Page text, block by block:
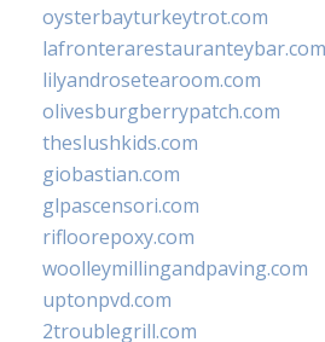
oysterbayturkeytrot.com
lafronterarestauranteybar.com
lilyandrosetearoom.com
olivesburgberrypatch.com
theslushkids.com
giobastian.com
glpascensori.com
rifloorepoxy.com
woolleymillingandpaving.com
uptonpvd.com
2troublegrill.com